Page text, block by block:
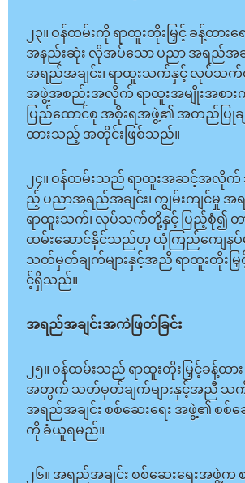
၂၃။ ဝန်ထမ်းကို ရာထူးတိုးမြှင့် ခန့်ထာ
အနည်းဆုံး လိုအပ်သော ပညာ အရည်အချင်
အရည်အချင်း၊ ရာထူးသက်နှင့် လုပ်သ
အဖွဲ့အစည်းအလိုက် ရာထူးအမျိုးအစာ
ပြည်ထောင်စု အစိုးရအဖွဲ့၏ အတည်ပြု
ထားသည့် အတိုင်းဖြစ်သည်။
၂၄။ ဝန်ထမ်းသည် ရာထူးအဆင့်အလို
ည့် ပညာအရည်အချင်း၊ ကျွမ်းကျင်မှု အရ
ရာထူးသက်၊ လုပ်သက်တို့နှင့် ပြည့်စုံ၍ တာ
ထမ်းဆောင်နိုင်သည်ဟု ယုံကြည်ကျေနပ်
သတ်မှတ်ချက်များနှင့်အညီ ရာထူးတိုးမြှင့်
င့်ရှိသည်။
အရည်အချင်းအကဲဖြတ်ခြင်း
၂၅။ ဝန်ထမ်းသည် ရာထူးတိုးမြှင့်ခန့်ထား
အတွက် သတ်မှတ်ချက်များနှင့်အညီ သ
အရည်အချင်း စစ်ဆေးရေး အဖွဲ့၏ စစ်
ကို ခံယူရမည်။
၂၆။ အရည်အချင်း စစ်ဆေးရေးအဖွဲ့က